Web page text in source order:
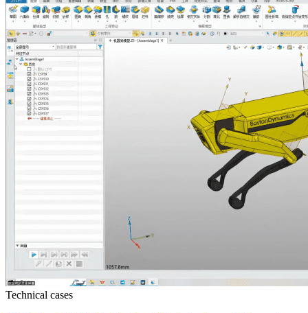
Technical cases